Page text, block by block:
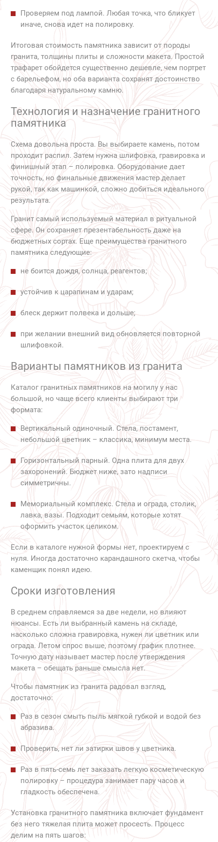
Проверяем под лампой. Любая точка, что бликует
иначе, снова идет на полировку.
Итоговая стоимость памятника зависит от породы
гранита, толщины плиты и сложности макета. Простой
трафарет обойдется существенно дешевле, чем портрет
с барельефом, но оба варианта сохранят достоинство
благодаря натуральному камню.
Технология и назначение гранитного
памятника
Схема довольна проста. Вы выбираете камень, потом
проходит распил. Затем нужна шлифовка, гравировка и
финишный этап – полировка. Оборудование дает
точность, но финальные движения мастер делает
рукой, так как машинкой, сложно добиться идеального
результата.
Гранит самый используемый материал в ритуальной
сфере. Он сохраняет презентабельность даже на
бюджетных сортах. Еще преимущества гранитного
памятника следующие:
не боится дождя, солнца, реагентов;
устойчив к царапинам и ударам;
блеск держит полвека и дольше;
при желании внешний вид обновляется повторной
шлифовкой.
Варианты памятников из гранита
Каталог гранитных памятников на могилу у нас
большой, но чаще всего клиенты выбирают три
формата:
Вертикальный одиночный. Стела, постамент,
небольшой цветник – классика, минимум места.
Горизонтальный парный. Одна плита для двух
захоронений. Бюджет ниже, зато надписи
симметричны.
Мемориальный комплекс. Стела и ограда, столик,
лавка, вазы. Подходит семьям, которые хотят
оформить участок целиком.
Если в каталоге нужной формы нет, проектируем с
нуля. Иногда достаточно карандашного скетча, чтобы
каменщик понял идею.
Сроки изготовления
В среднем справляемся за две недели, но влияют
нюансы. Есть ли выбранный камень на складе,
насколько сложна гравировка, нужен ли цветник или
ограда. Летом спрос выше, поэтому график плотнее.
Точную дату называет мастер после утверждения
макета – обещать раньше смысла нет.
Чтобы памятник из гранита радовал взгляд,
достаточно:
Раз в сезон смыть пыль мягкой губкой и водой без
абразива.
Проверить, нет ли затирки швов у цветника.
Раз в пять-семь лет заказать легкую косметическую
полировку – процедура занимает пару часов и
гладкость обеспечена.
Установка гранитного памятника включает фундамент
без него тяжелая плита может просесть. Процесс
делим на пять шагов: